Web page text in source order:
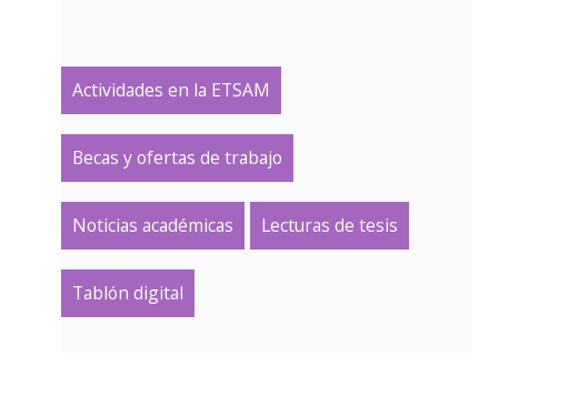
Actividades en la ETSAM
Becas y ofertas de trabajo
Noticias académicas Lecturas de tesis
Tablón digital